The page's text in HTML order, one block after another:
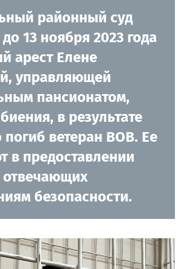
районный суд
13 ноября 2023 года
арест Елене
управляющей
пансионатом,
в результате
погиб ветеран ВОВ. Ее
в предоставлении
отвечающих
безопасности.